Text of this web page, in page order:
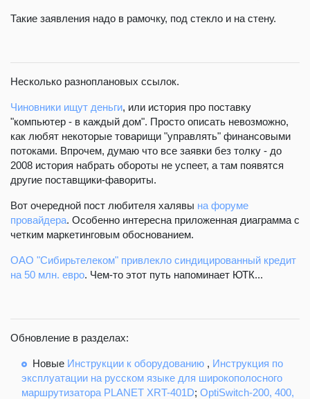
Такие заявления надо в рамочку, под стекло и на стену.
Несколько разноплановых ссылок.
Чиновники ищут деньги, или история про поставку
"компьютер - в каждый дом". Просто описать невозможно,
как любят некоторые товарищи "управлять" финансовыми
потоками. Впрочем, думаю что все заявки без толку - до
2008 история набрать обороты не успеет, а там появятся
другие поставщики-фавориты.
Вот очередной пост любителя халявы на форуме
провайдера. Особенно интересна приложенная диаграмма с
четким маркетинговым обоснованием.
ОАО "Сибирьтелеком" привлекло синдицированный кредит
на 50 млн. евро. Чем-то этот путь напоминает ЮТК...
Обновление в разделах:
Новые Инструкции к оборудованию , Инструкция по
эксплуатации на русском языке для широкополосного
маршрутизатора PLANET XRT-401D; OptiSwitch-200, 400,